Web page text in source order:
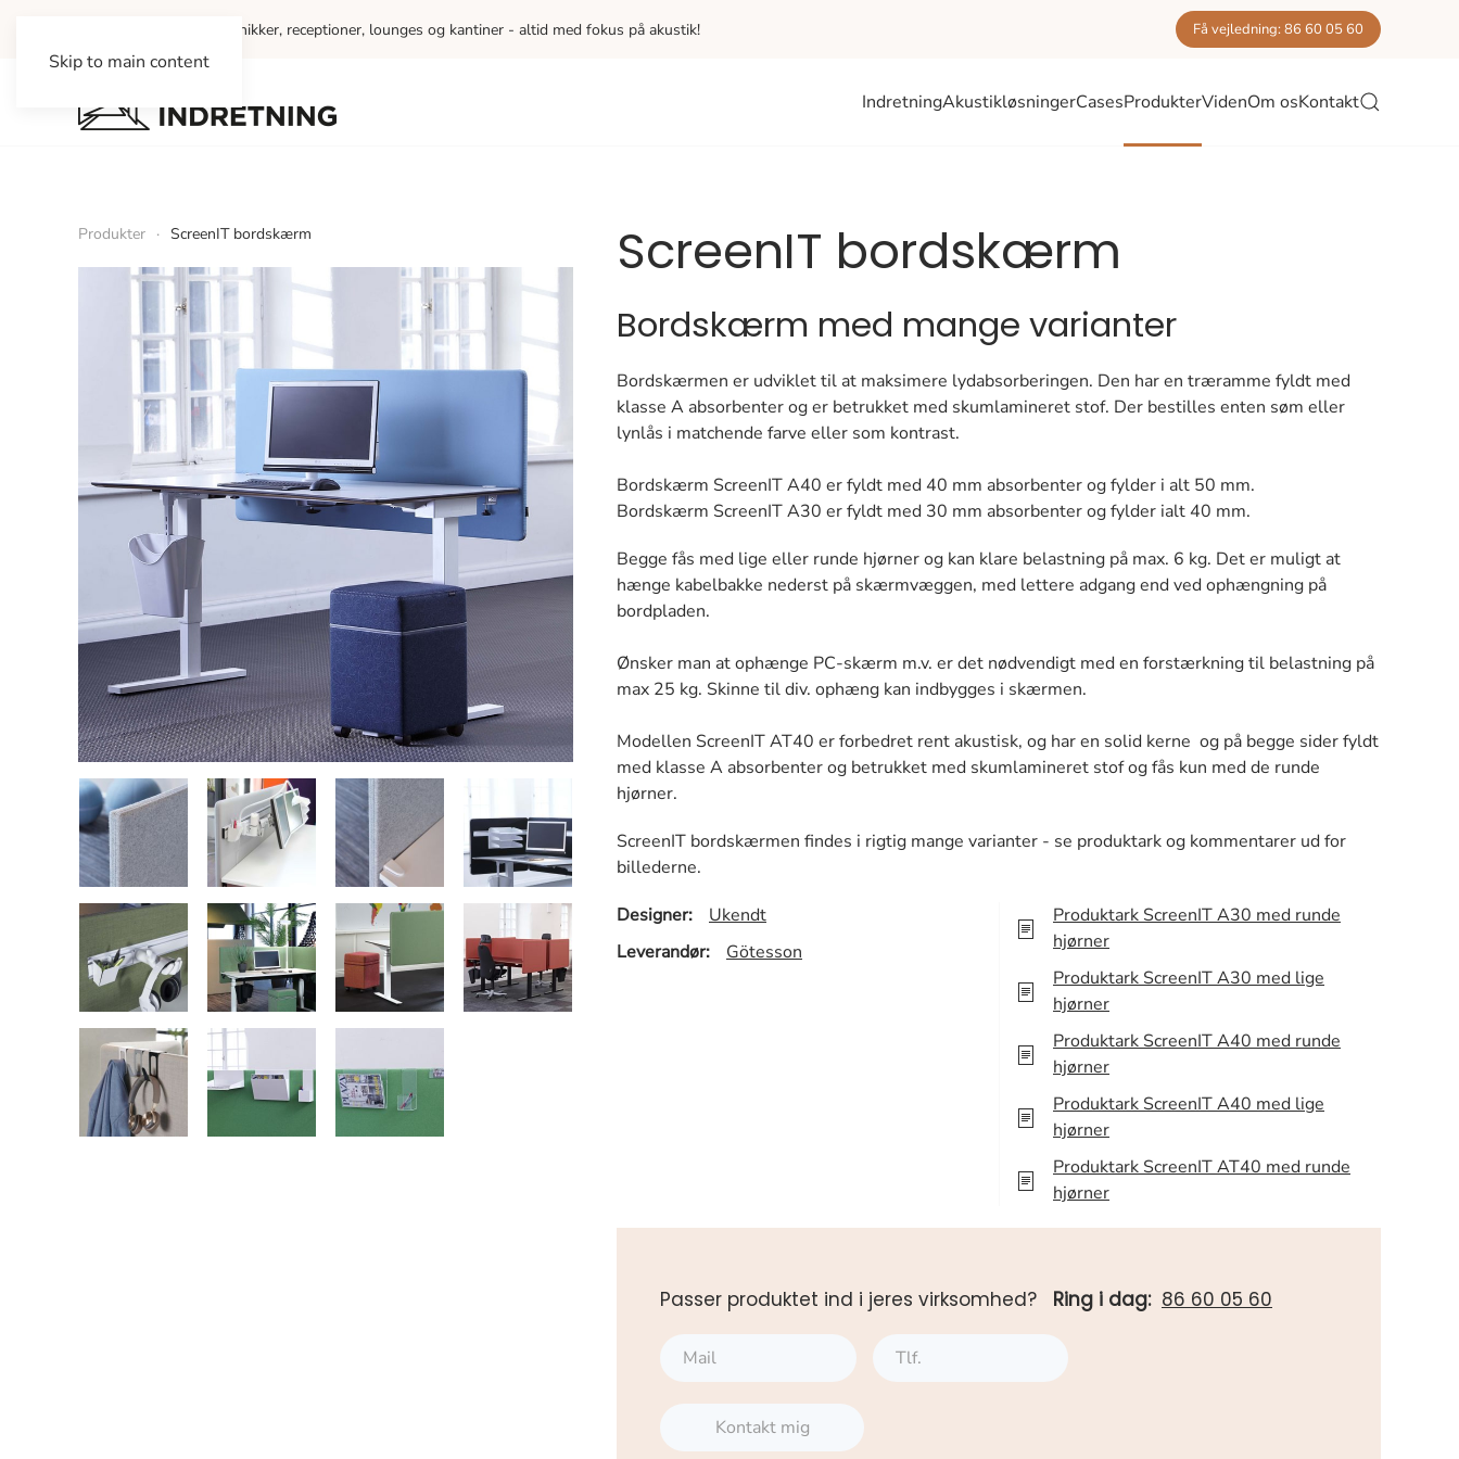
Skip to main content
Vi indretter kontorer, klinikker, receptioner, lounges og kantiner - altid med fokus på akustik! Få vejledning: 86 60 05 60
IndretningAkustikløsningerCasesProdukterVidenOm osKontakt
Produkter ScreenIT bordskærm ScreenIT bordskærm
Bordskærm med mange varianter
Bordskærmen er udviklet til at maksimere lydabsorberingen. Den har en træramme fyldt med
klasse A absorbenter og er betrukket med skumlamineret stof. Der bestilles enten søm eller
lynlås i matchende farve eller som kontrast.
Bordskærm ScreenIT A40 er fyldt med 40 mm absorbenter og fylder i alt 50 mm.
Bordskærm ScreenIT A30 er fyldt med 30 mm absorbenter og fylder ialt 40 mm.
Begge fås med lige eller runde hjørner og kan klare belastning på max. 6 kg. Det er muligt at
hænge kabelbakke nederst på skærmvæggen, med lettere adgang end ved ophængning på
bordpladen.
Ønsker man at ophænge PC-skærm m.v. er det nødvendigt med en forstærkning til belastning på
max 25 kg. Skinne til div. ophæng kan indbygges i skærmen.
Modellen ScreenIT AT40 er forbedret rent akustisk, og har en solid kerne og på begge sider fyldt
med klasse A absorbenter og betrukket med skumlamineret stof og fås kun med de runde
hjørner.
ScreenIT bordskærmen findes i rigtig mange varianter - se produktark og kommentarer ud for
billederne.
Designer:
Ukendt
Leverandør:
Götesson
Produktark ScreenIT A30 med runde
hjørner
Produktark ScreenIT A30 med lige
hjørner
Produktark ScreenIT A40 med runde
hjørner
Produktark ScreenIT A40 med lige
hjørner
Produktark ScreenIT AT40 med runde
hjørner
Passer produktet ind i jeres virksomhed? Ring i dag: 86 60 05 60
Kontakt mig